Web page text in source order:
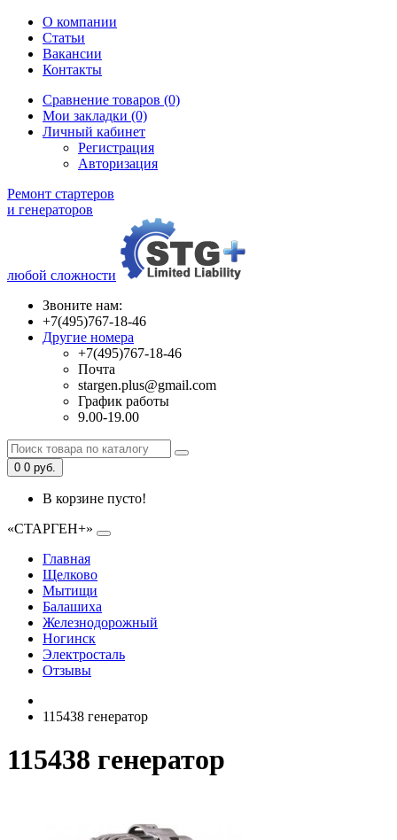
О компании
Статьи
Вакансии
Контакты
Сравнение товаров (0)
Мои закладки (0)
Личный кабинет
Регистрация
Авторизация
Ремонт стартеров
и генераторов
любой сложности
Звоните нам:
+7(495)767-18-46
Другие номера
+7(495)767-18-46
Почта
stargen.plus@gmail.com
График работы
9.00-19.00
0 0 руб.
В корзине пусто!
«СТАРГЕН+»
Главная
Щелково
Мытищи
Балашиха
Железнодорожный
Ногинск
Электросталь
Отзывы
115438 генератор
115438 генератор